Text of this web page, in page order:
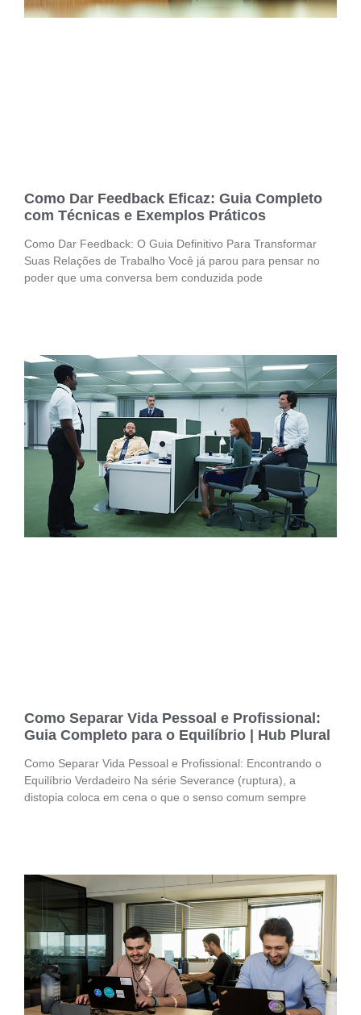
Como Dar Feedback Eficaz: Guia Completo
com Técnicas e Exemplos Práticos
Como Dar Feedback: O Guia Definitivo Para Transformar
Suas Relações de Trabalho Você já parou para pensar no
poder que uma conversa bem conduzida pode
Como Separar Vida Pessoal e Profissional:
Guia Completo para o Equilíbrio | Hub Plural
Como Separar Vida Pessoal e Profissional: Encontrando o
Equilíbrio Verdadeiro Na série Severance (ruptura), a
distopia coloca em cena o que o senso comum sempre